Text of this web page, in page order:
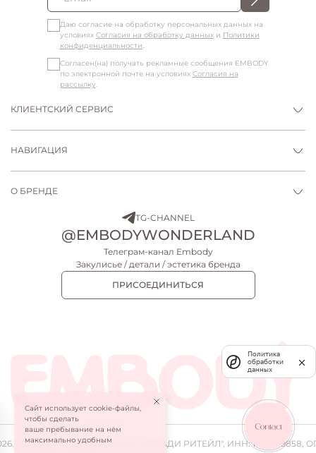
ПЛАТЬЕ МИДИ LEIA
26 900 ₽
18 900 ₽
Даю согласие на обработку персональных данных на
условиях Согласия на обработку данныхи Политики
конфиденциальности.
Согласен(на) получать рекламные сообщения EMBODY
по электронной почте на условиях Согласия на
рассылку.
КЛИЕНТСКИЙ СЕРВИС
НАВИГАЦИЯ
О БРЕНДЕ
TG-CHANNEL
@EMBODYWONDERLAND
Телеграм-канал Embody
Закулисье / детали / эстетика бренда
ПРИСОЕДИНИТЬСЯ
Все права защищены. ЭМБАДИ РИТЕЙЛ", ИНН: 1655499858,
Сайт использует cookie-файлы,
чтобы сделать
ваше пребывание на нём
максимально удобным
Политика
обработки
данных